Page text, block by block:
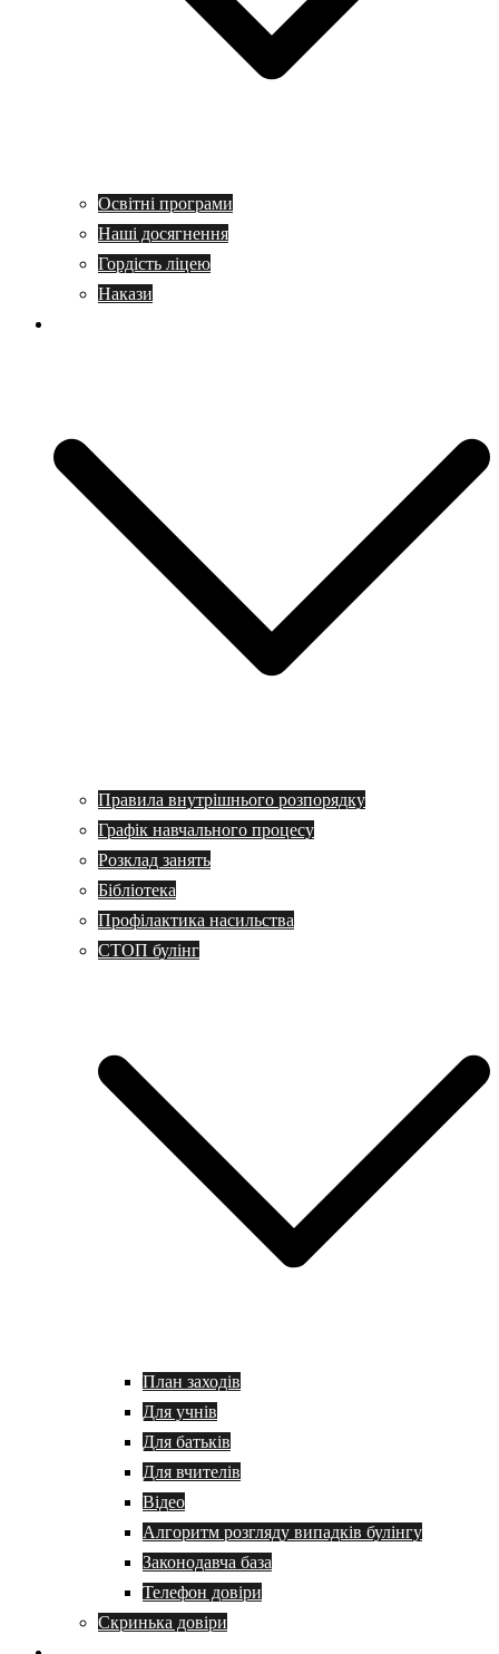
Освітні програми
Наші досягнення
Гордість ліцею
Накази
Правила внутрішнього розпорядку
Графік навчального процесу
Розклад занять
Бібліотека
Профілактика насильства
СТОП булінг
План заходів
Для учнів
Для батьків
Для вчителів
Відео
Алгоритм розгляду випадків булінгу
Законодавча база
Телефон довіри
Скринька довіри